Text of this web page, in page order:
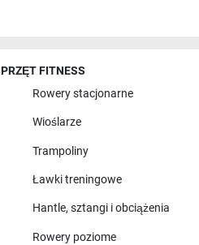
FITNESS
Rowery stacjonarne
Wioślarze
Trampoliny
Ławki treningowe
Hantle, sztangi i obciążenia
Rowery poziome